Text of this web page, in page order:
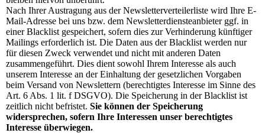
Nach Ihrer Austragung aus der Newsletterverteilerliste wird Ihre E-
Mail-Adresse bei uns bzw. dem Newsletterdiensteanbieter ggf. in
einer Blacklist gespeichert, sofern dies zur Verhinderung künftiger
Mailings erforderlich ist. Die Daten aus der Blacklist werden nur
für diesen Zweck verwendet und nicht mit anderen Daten
zusammengeführt. Dies dient sowohl Ihrem Interesse als auch
unserem Interesse an der Einhaltung der gesetzlichen Vorgaben
beim Versand von Newslettern (berechtigtes Interesse im Sinne des
Art. 6 Abs. 1 lit. f DSGVO). Die Speicherung in der Blacklist ist
zeitlich nicht befristet. Sie können der Speicherung
widersprechen, sofern Ihre Interessen unser berechtigtes
Interesse überwiegen.